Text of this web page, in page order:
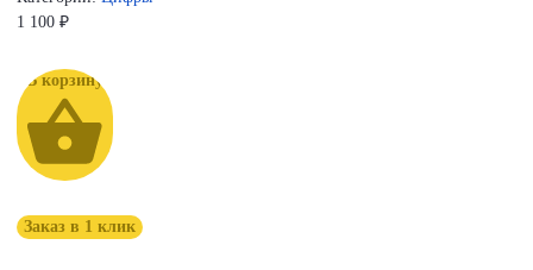
1 100 ₽
Заказ в 1 клик